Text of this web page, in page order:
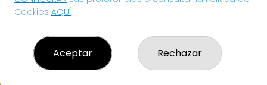
PLAZA MAYOR, 4 VILLANUEVA DE LOS INFANTES
(Ciudad Real) España
Cookies AQUÍ.
Aceptar Rechazar